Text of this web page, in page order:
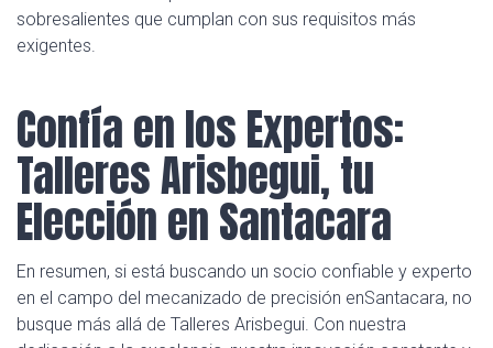
sobresalientes que cumplan con sus requisitos más
exigentes.
Confía en los Expertos:
Talleres Arisbegui, tu
Elección en Santacara
En resumen, si está buscando un socio confiable y experto
en el campo del mecanizado de precisión enSantacara, no
busque más allá de Talleres Arisbegui. Con nuestra